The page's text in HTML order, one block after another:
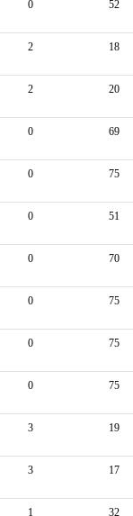
0 52
2 18
2 20
0 69
0 75
0 51
0 70
0 75
0 75
0 75
3 19
3 17
1 32